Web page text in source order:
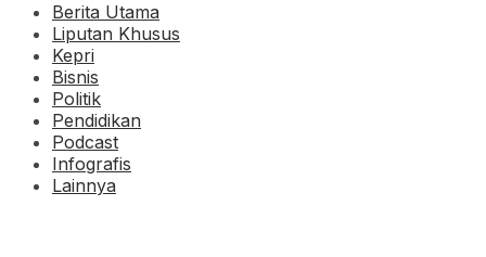
Berita Utama
Liputan Khusus
Kepri
Bisnis
Politik
Pendidikan
Podcast
Infografis
Lainnya